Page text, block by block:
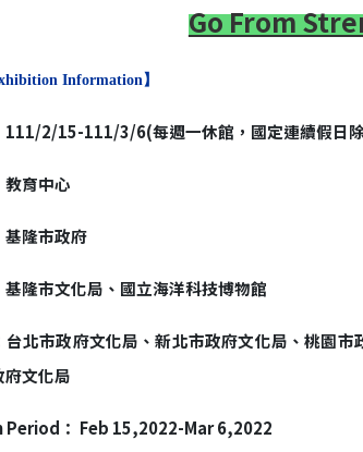
Go From
Information】
111/2/15-111/3/6(每週一休館，國定連續假日
育中心
隆市政府
隆市文化局、國立海洋科技博物館
台北市政府文化局、新北市政府文化局、桃園
府文化局
Period ： Feb 15,2022-Mar 6,2022